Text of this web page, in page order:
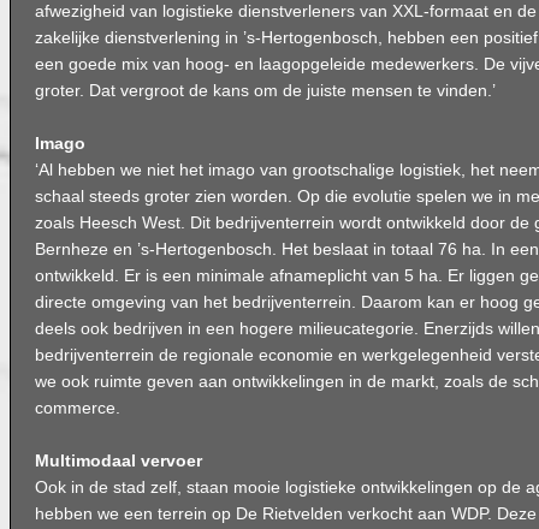
afwezigheid van logistieke dienstverleners van XXL-formaat en
zakelijke dienstverlening in ’s-Hertogenbosch, hebben een
een goede mix van hoog- en laagopgeleide medewerkers. De
groter. Dat vergroot de kans om de juiste mensen te vinden.’
Imago
‘Al hebben we niet het imago van grootschalige logistiek, het
schaal steeds groter zien worden. Op die evolutie spelen we in
zoals Heesch West. Dit bedrijventerrein wordt ontwikkeld door de
Bernheze en ’s-Hertogenbosch. Het beslaat in totaal 76 ha. In
ontwikkeld. Er is een minimale afnameplicht van 5 ha. Er liggen
directe omgeving van het bedrijventerrein. Daarom kan er hoog
deels ook bedrijven in een hogere milieucategorie. Enerzijds
bedrijventerrein de regionale economie en werkgelegenheid
we ook ruimte geven aan ontwikkelingen in de markt, zoals de
commerce.
Multimodaal vervoer
Ook in de stad zelf, staan mooie logistieke ontwikkelingen op de
hebben we een terrein op De Rietvelden verkocht aan WDP.